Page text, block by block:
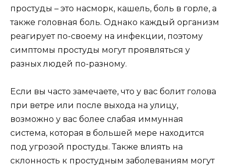
простуды – это насморк, кашель, боль в горле, а
также головная боль. Однако каждый организм
реагирует по-своему на инфекции, поэтому
симптомы простуды могут проявляться у
разных людей по-разному.
Если вы часто замечаете, что у вас болит голова
при ветре или после выхода на улицу,
возможно у вас более слабая иммунная
система, которая в большей мере находится
под угрозой простуды. Также влиять на
склонность к простудным заболеваниям могут